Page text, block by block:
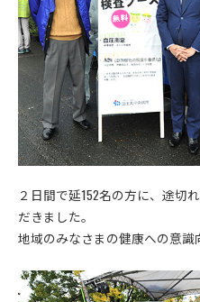
２日間で延152名の方に、途切
だきました。
地域のみなさまの健康への意識